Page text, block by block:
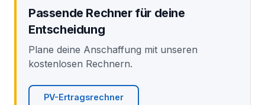
Passende Rechner für deine
Entscheidung
Plane deine Anschaffung mit unseren
kostenlosen Rechnern.
PV-Ertragsrechner